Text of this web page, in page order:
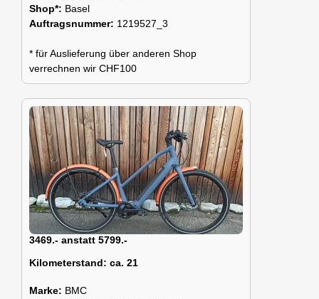
Shop*: Basel
Auftragsnummer: 1219527_3
* für Auslieferung über anderen Shop
verrechnen wir CHF100
3469.- anstatt 5799.-
Kilometerstand: ca. 21
Marke: BMC